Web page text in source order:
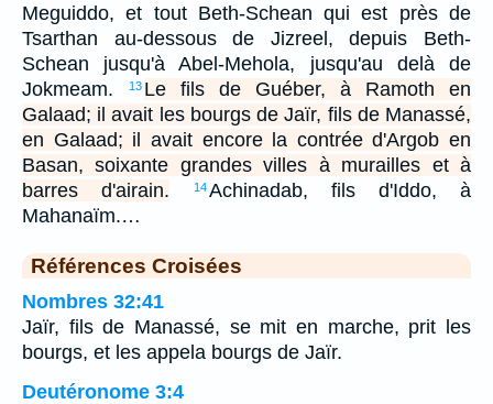
Meguiddo, et tout Beth-Schean qui est près de
Tsarthan au-dessous de Jizreel, depuis Beth-
Schean jusqu'à Abel-Mehola, jusqu'au delà de
Jokmeam.
13 Le fils de Guéber, à Ramoth en
Galaad; il avait les bourgs de Jaïr, fils de Manassé,
en Galaad; il avait encore la contrée d'Argob en
Basan, soixante grandes villes à murailles et à
barres d'airain.
14Achinadab, fils d'Iddo, à
Mahanaïm.…
Références Croisées
Nombres 32:41
Jaïr, fils de Manassé, se mit en marche, prit les
bourgs, et les appela bourgs de Jaïr.
Deutéronome 3:4